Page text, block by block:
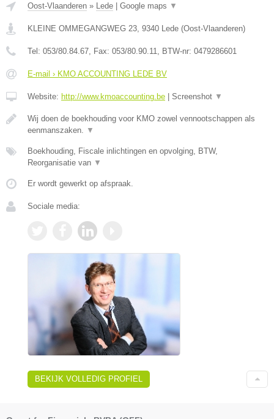
Oost-Vlaanderen » Lede Google maps ▼
KLEINE OMMEGANGWEG 23 9340 Lede (Oost-Vlaanderen)
Tel: 053/80.84.67 , Fax: 053/80.90.11 , BTW-nr: 0479286601
E-mail › KMO ACCOUNTING LEDE BV
Website: http://www.kmoaccounting.be Screenshot ▼
Wij doen de boekhouding voor KMO zowel vennootschappen als
eenmanszaken.
▼
Boekhouding, Fiscale inlichtingen en opvolging, BTW,
Reorganisatie van ▼
Er wordt gewerkt op afspraak.
Sociale media:
BEKIJK VOLLEDIG PROFIEL